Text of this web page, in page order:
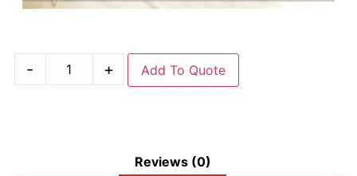
- + Add To Quote
Reviews (0)